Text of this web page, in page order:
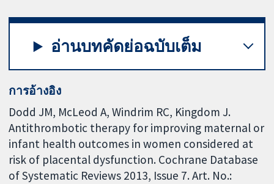
อ่านบทคัดย่อฉบับเต็ม
การอ้างอิง
Dodd JM, McLeod A, Windrim RC, Kingdom J.
Antithrombotic therapy for improving maternal or
infant health outcomes in women considered at
risk of placental dysfunction. Cochrane Database
of Systematic Reviews 2013, Issue 7. Art. No.: